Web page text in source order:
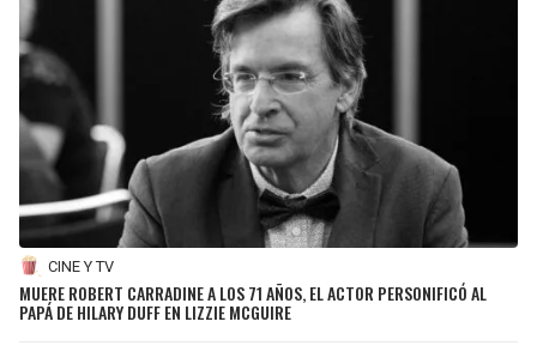
CINE Y TV
MUERE ROBERT CARRADINE A LOS 71 AÑOS, EL ACTOR PERSONIFICÓ AL
PAPÁ DE HILARY DUFF EN LIZZIE MCGUIRE